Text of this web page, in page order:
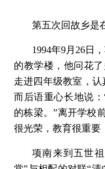
第五次回故乡是
1994年9月26日
的教学楼，他问花
走进四年级教室，认
而后语重心长地说
的栋梁。”离开学校
很光荣，教育很重要
项南来到五世